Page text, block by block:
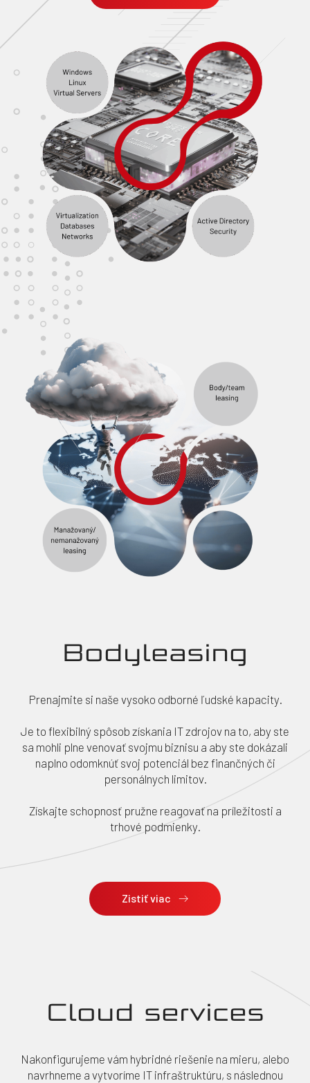
Bodyleasing
Prenajmite si naše vysoko odborné ľudské kapacity.
Je to flexibilný spôsob získania IT zdrojov na to, aby ste
sa mohli plne venovať svojmu biznisu a aby ste dokázali
naplno odomknúť svoj potenciál bez finančných či
personálnych limitov.
Získajte schopnosť pružne reagovať na príležitosti a
trhové podmienky.
Zistiť viac
Cloud services
Nakonfigurujeme vám hybridné riešenie na mieru, alebo
navrhneme a vytvoríme IT infraštruktúru, s následnou